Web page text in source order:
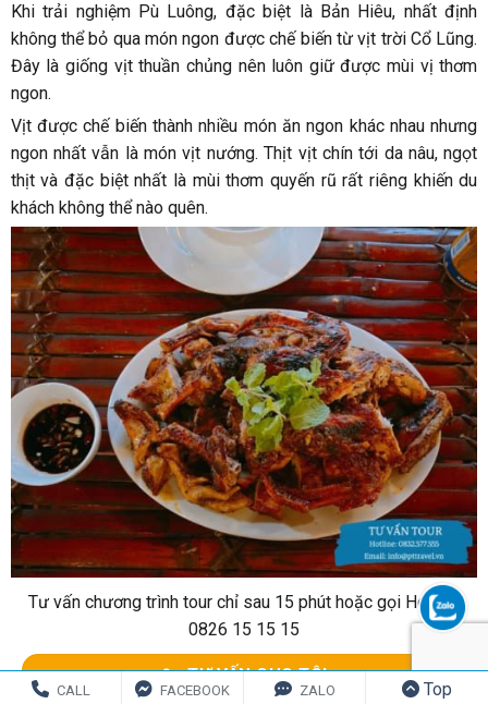
Khi trải nghiệm Pù Luông, đặc biệt là Bản Hiêu, nhất định
không thể bỏ qua món ngon được chế biến từ vịt trời Cổ Lũng.
Đây là giống vịt thuần chủng nên luôn giữ được mùi vị thơm
ngon.
Vịt được chế biến thành nhiều món ăn ngon khác nhau nhưng
ngon nhất vẫn là món vịt nướng. Thịt vịt chín tới da nâu, ngọt
thịt và đặc biệt nhất là mùi thơm quyến rũ rất riêng khiến du
khách không thể nào quên.
Tư vấn chương trình tour chỉ sau 15 phút hoặc gọi Hotline
0826 15 15 15
TƯ VẤN CHO TÔI
CALL FACEBOOK ZALO Top